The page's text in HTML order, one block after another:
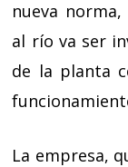
nueva
al río va ser
de la planta
La empresa,